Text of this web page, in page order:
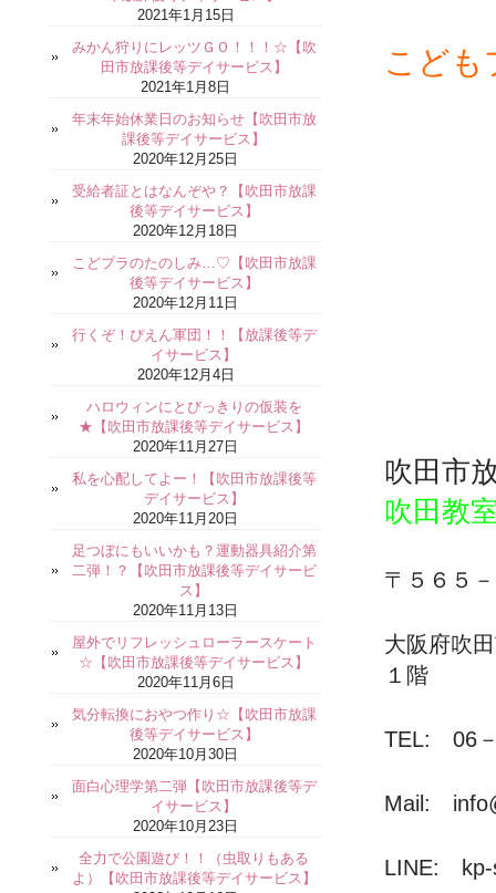
こども
吹田市
吹田教
〒５６５
大阪府吹
１階
TEL: 06
Mail:
LINE: kp-
2021年1月15日
みかん狩りにレッツＧＯ！！！☆【吹
田市放課後等デイサービス】
2021年1月8日
年末年始休業日のお知らせ【吹田市放
課後等デイサービス】
2020年12月25日
受給者証とはなんぞや？【吹田市放課
後等デイサービス】
2020年12月18日
こどプラのたのしみ…♡【吹田市放課
後等デイサービス】
2020年12月11日
行くぞ！ぴえん軍団！！【放課後等デ
イサービス】
2020年12月4日
ハロウィンにとびっきりの仮装を
★【吹田市放課後等デイサービス】
2020年11月27日
私を心配してよー！【吹田市放課後等
デイサービス】
2020年11月20日
足つぼにもいいかも？運動器具紹介第
二弾！？【吹田市放課後等デイサービ
ス】
2020年11月13日
屋外でリフレッシュローラースケート
☆【吹田市放課後等デイサービス】
2020年11月6日
気分転換におやつ作り☆【吹田市放課
後等デイサービス】
2020年10月30日
面白心理学第二弾【吹田市放課後等デ
イサービス】
2020年10月23日
全力で公園遊び！！（虫取りもある
よ）【吹田市放課後等デイサービス】